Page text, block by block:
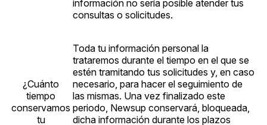
información no sería posible atender tus
consultas o solicitudes.
¿Cuánto
tiempo
conservamos
tu
Toda tu información personal la
trataremos durante el tiempo en el que se
estén tramitando tus solicitudes y, en caso
necesario, para hacer el seguimiento de
las mismas. Una vez finalizado este
periodo, Newsup conservará, bloqueada,
dicha información durante los plazos